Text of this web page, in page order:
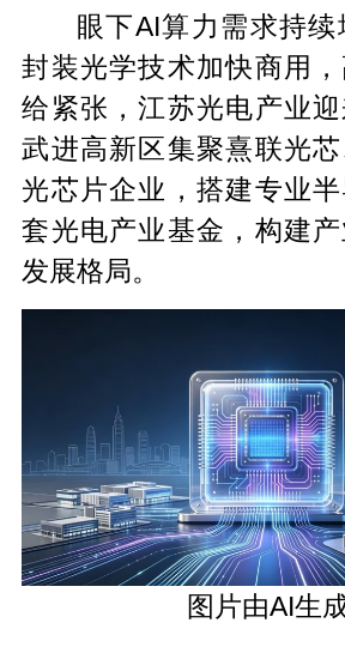
眼下AI算力需求持
封装光学技术加快商用
给紧张，江苏光电产业迎
武进高新区集聚熹联光
光芯片企业，搭建专业
套光电产业基金，构建
发展格局。
图片由AI生